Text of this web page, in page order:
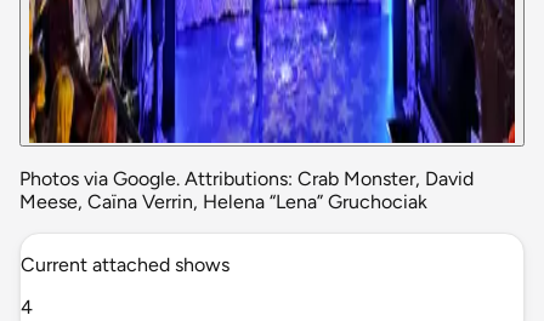
Photos via Google. Attributions: Crab Monster, David
Meese, Caïna Verrin, Helena “Lena” Gruchociak
Current attached shows
4